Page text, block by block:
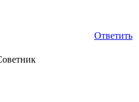
Ответить